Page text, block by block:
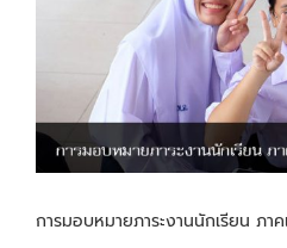
การมอบหมายภาระงานนักเรียน ภา